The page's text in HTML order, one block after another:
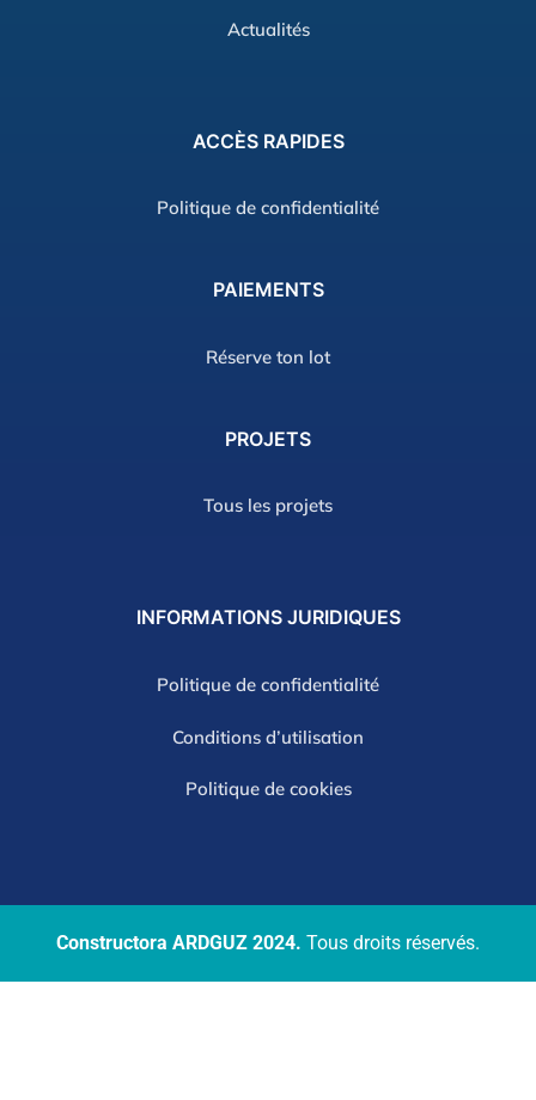
Actualités
ACCÈS RAPIDES
Politique de confidentialité
PAIEMENTS
Réserve ton lot
PROJETS
Tous les projets
INFORMATIONS JURIDIQUES
Politique de confidentialité
Conditions d’utilisation
Politique de cookies
Constructora ARDGUZ 2024. Tous droits réservés.